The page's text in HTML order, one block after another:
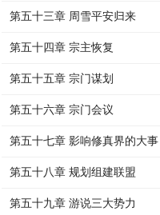
第五十三章 周雪平安归来
第五十四章 宗主恢复
第五十五章 宗门谋划
第五十六章 宗门会议
第五十七章 影响修真界的大事
第五十八章 规划组建联盟
第五十九章 游说三大势力